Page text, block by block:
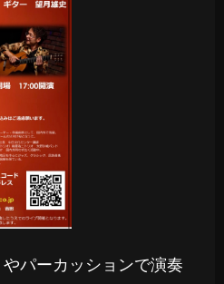
パーカッションで演奏